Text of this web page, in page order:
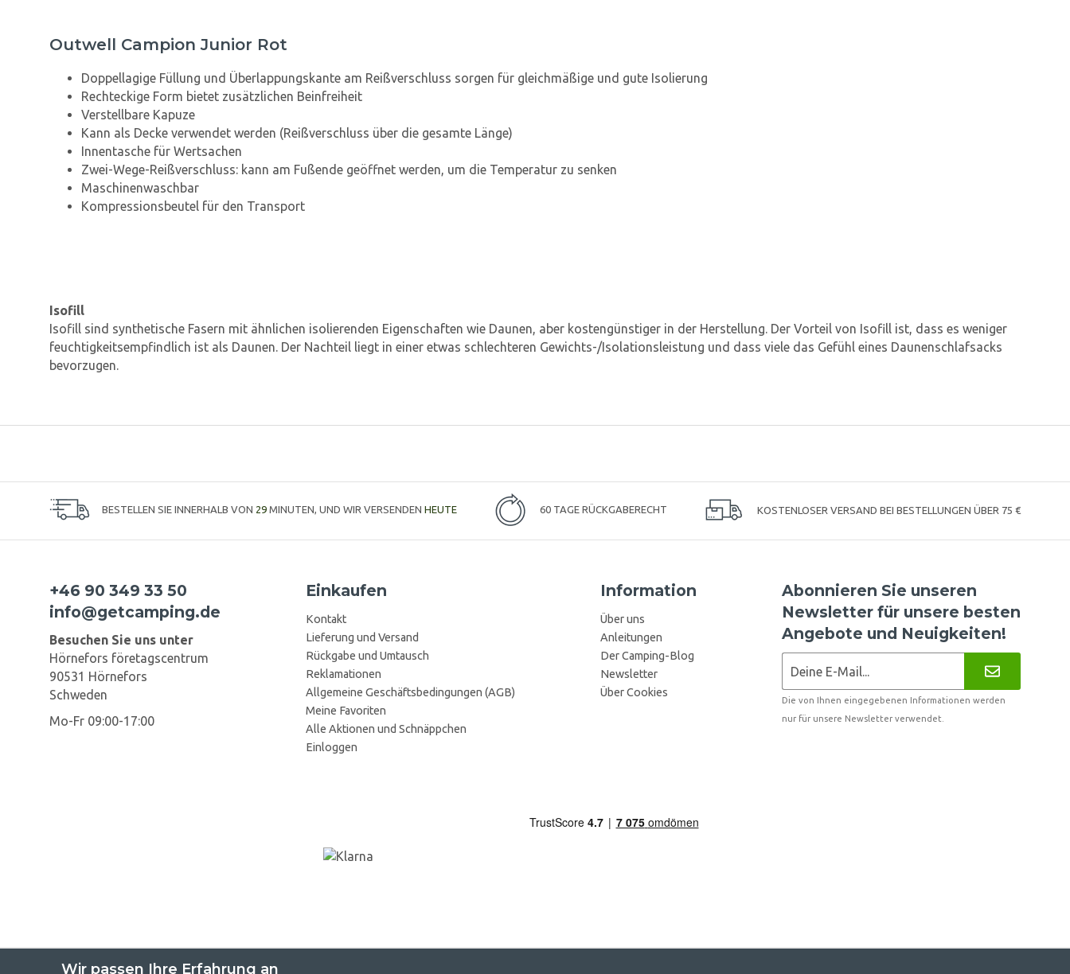
Outwell Campion Junior Rot
Doppellagige Füllung und Überlappungskante am Reißverschluss sorgen für gleichmäßige und gute Isolierung
Rechteckige Form bietet zusätzlichen Beinfreiheit
Verstellbare Kapuze
Kann als Decke verwendet werden (Reißverschluss über die gesamte Länge)
Innentasche für Wertsachen
Zwei-Wege-Reißverschluss: kann am Fußende geöffnet werden, um die Temperatur zu senken
Maschinenwaschbar
Kompressionsbeutel für den Transport
Isofill
Isofill sind synthetische Fasern mit ähnlichen isolierenden Eigenschaften wie Daunen, aber kostengünstiger in der Herstellung. Der Vorteil von Isofill ist, dass es weniger
feuchtigkeitsempfindlich ist als Daunen. Der Nachteil liegt in einer etwas schlechteren Gewichts-/Isolationsleistung und dass viele das Gefühl eines Daunenschlafsacks
bevorzugen.
BESTELLEN SIE INNERHALB VON 29 MINUTEN, UND WIR VERSENDEN HEUTE 60 TAGE RÜCKGABERECHT KOSTENLOSER VERSAND BEI BESTELLUNGEN ÜBER 75 €
+46 90 349 33 50
info@getcamping.de
Besuchen Sie uns unter
Hörnefors företagscentrum
90531 Hörnefors
Schweden
Mo-Fr 09:00-17:00
Einkaufen
Kontakt
Lieferung und Versand
Rückgabe und Umtausch
Reklamationen
Allgemeine Geschäftsbedingungen (AGB)
Meine Favoriten
Alle Aktionen und Schnäppchen
Einloggen
Information
Über uns
Anleitungen
Der Camping-Blog
Newsletter
Über Cookies
Abonnieren Sie unseren
Newsletter für unsere besten
Angebote und Neuigkeiten!
Die von Ihnen eingegebenen Informationen werden
nur für unsere Newsletter verwendet.
Wir passen Ihre Erfahrung an